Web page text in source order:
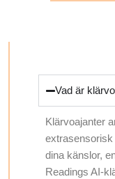
Vad är
Klärvoajanter
extrasensorisk
dina känslor,
Readings AI-